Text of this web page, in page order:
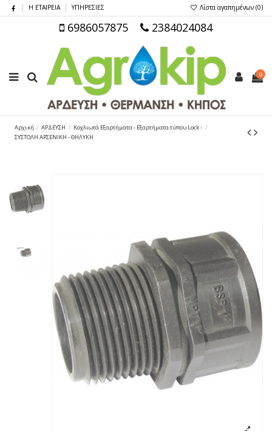
Η ΕΤΑΙΡΕΙΑ ΥΠΗΡΕΣΙΕΣ Λίστα αγαπημένων (0)
6986057875 2384024084
0
Αρχική ΑΡΔΕΥΣΗ
Κοχλιωτά Εξαρτήματα - Εξαρτήματα τύπου Lock -
ΣΥΣΤΟΛΗ ΑΡΣΕΝΙΚΗ - ΘΗΛΥΚΗ